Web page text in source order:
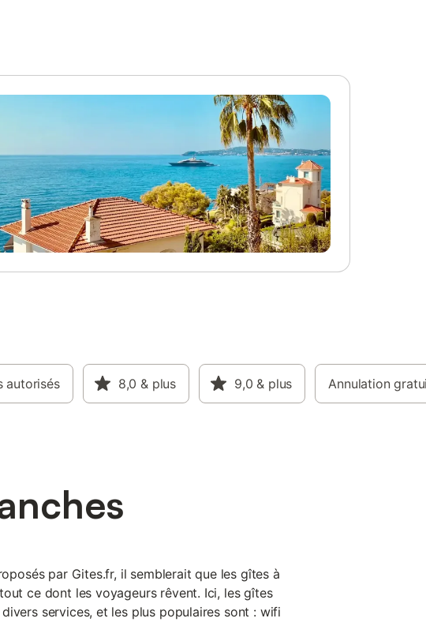
autorisés 8,0 & plus 9,0 & plus Annulation
par Gites.fr, il semblerait que les gîtes à
ce dont les voyageurs rêvent. Ici, les gîtes
services, et les plus populaires sont : wifi